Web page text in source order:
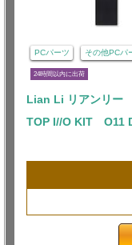
PCパーツ その他PCパ
24時間以内に出荷
Lian Li リアンリー
TOP I//O KIT O11